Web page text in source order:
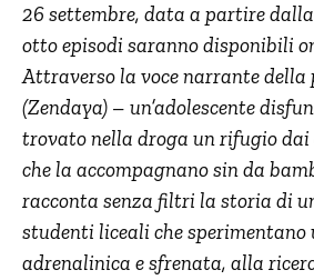
26 settembre, data a partire
otto episodi saranno disponibili
Attraverso la voce narrante della
(Zendaya) – un’adolescente
trovato nella droga un rifugio
che la accompagnano sin da
racconta senza filtri la storia di
studenti liceali che sperimentano
adrenalinica e sfrenata, alla